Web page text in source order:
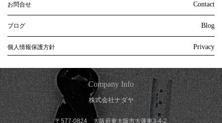
お問合せ Contact
ブログ Blog
個人情報保護方針 Privacy
Company Info
株式会社ナダヤ
〒577-0824 大阪府東大阪市大蓮東3-4-2